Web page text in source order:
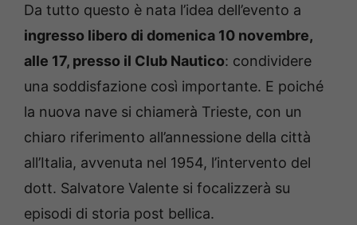
Da tutto questo è nata l’idea dell’evento a
ingresso libero di domenica 10 novembre,
alle 17, presso il Club Nautico: condividere
una soddisfazione così importante. E poiché
la nuova nave si chiamerà Trieste, con un
chiaro riferimento all’annessione della città
all’Italia, avvenuta nel 1954, l’intervento del
dott. Salvatore Valente si focalizzerà su
episodi di storia post bellica.